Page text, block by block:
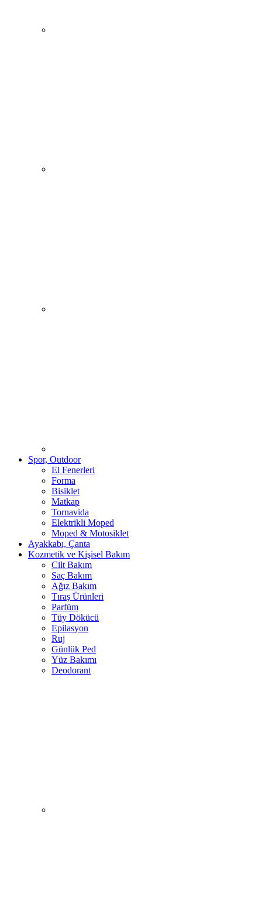
Spor, Outdoor
El Fenerleri
Forma
Bisiklet
Matkap
Tornavida
Elektrikli Moped
Moped & Motosiklet
Ayakkabı, Çanta
Kozmetik ve Kişisel Bakım
Cilt Bakım
Saç Bakım
Ağız Bakım
Tıraş Ürünleri
Parfüm
Tüy Dökücü
Epilasyon
Ruj
Günlük Ped
Yüz Bakımı
Deodorant